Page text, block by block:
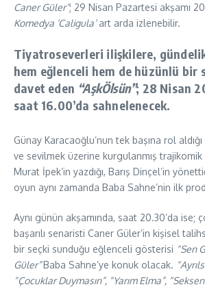
Caner Güler”; 29 Nisan Pazartesi akşamı
Komedya ‘Caligula’art arda izlenebilir.
Tiyatroseverleri ilişkilere,
hem eğlenceli hem de hüzünlü bir
davet eden “AşkÖlsün”; 28 Nisan
saat 16.00’da sahnelenecek.
Günay Karacaoğlu’nun tek başına rol aldığı
ve sevilmek üzerine kurgulanmış
Murat İpek’in yazdığı, Barış Dinçel’in
oyun aynı zamanda Baba Sahne’nin ilk
Aynı günün akşamında, saat 20.30’da ise;
başarılı senaristi Caner Güler’in kişisel
bir seçki sunduğu eğlenceli gösterisi “Sen
Güler”Baba Sahne’ye konuk olacak.
“Çocuklar Duymasın”, “Yarım Elma”,